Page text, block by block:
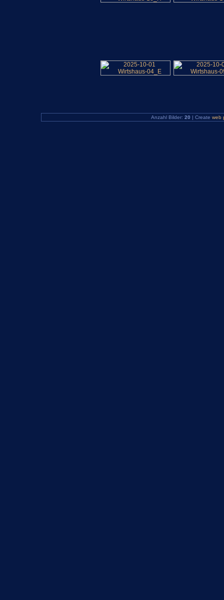
Anzahl Bilder: 20 | Create web